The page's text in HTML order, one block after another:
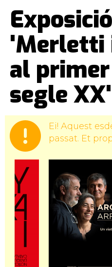
Exposició
'Merletti
al
segle XX'
Ei! Aquest
passat. Et